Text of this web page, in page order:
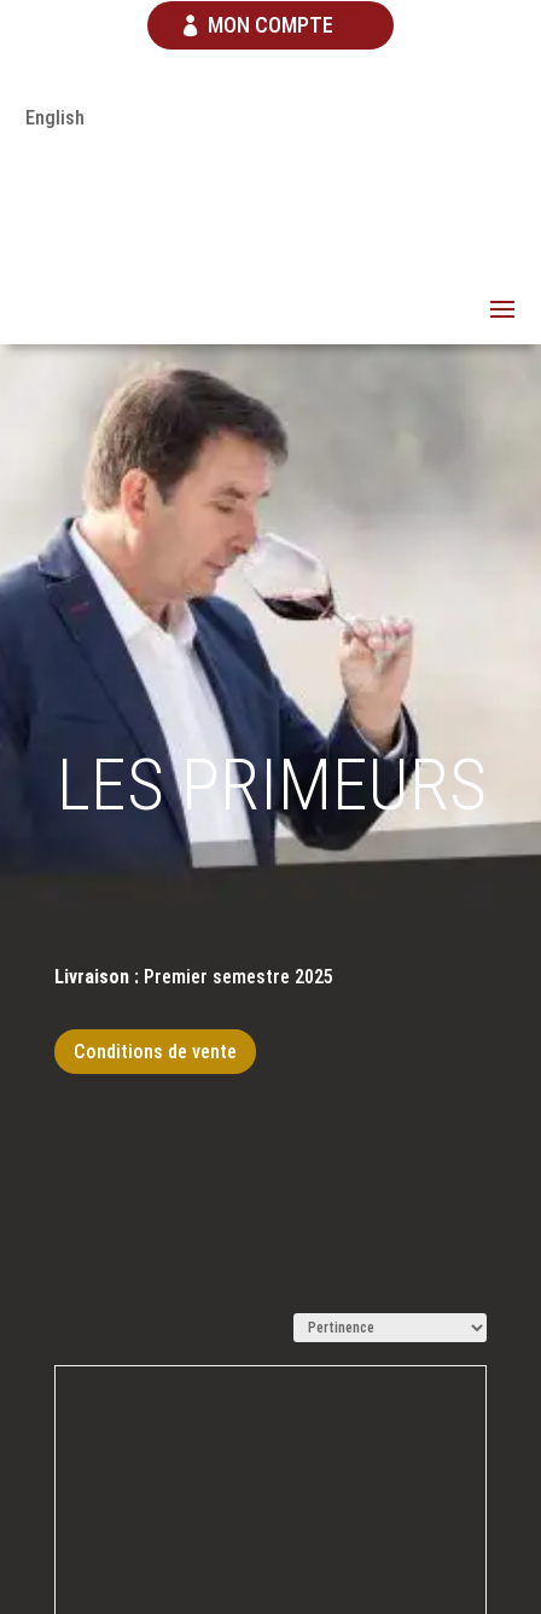
MON COMPTE
English
LES PRIMEURS
Livraison :Premier semestre 2025
Conditions de vente